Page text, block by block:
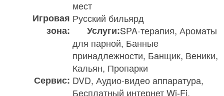
мест
Игровая
зона:
Русский бильярд
Услуги:SPA-терапия, Ароматы
для парной, Банные
принадлежности, Банщик, Веники,
Кальян, Пропарки
Сервис: DVD, Аудио-видео аппаратура,
Бесплатный интернет Wi-Fi,